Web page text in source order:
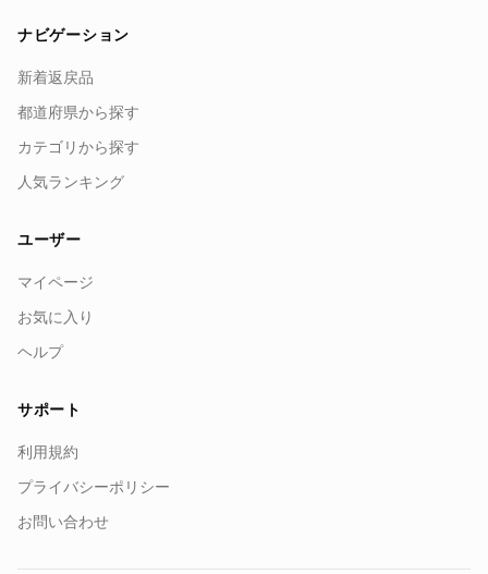
ナビゲーション
新着返戻品
都道府県から探す
カテゴリから探す
人気ランキング
ユーザー
マイページ
お気に入り
ヘルプ
サポート
利用規約
プライバシーポリシー
お問い合わせ